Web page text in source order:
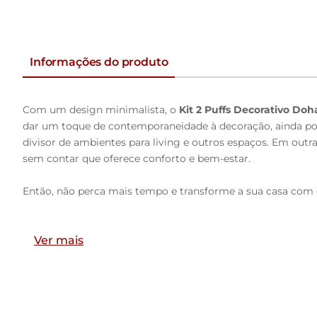
Informações do produto
Com um design minimalista, o Kit 2 Puffs Decorativo
dar um toque de contemporaneidade à decoração, ainda
divisor de ambientes para living e outros espaços. Em
sem contar que oferece conforto e bem-estar.
Então, não perca mais tempo e transforme a sua casa
Dimensões da Poltrona (L x A x P)
Ver mais